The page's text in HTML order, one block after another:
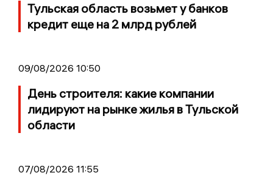
Тульская область возьмет у банков
кредит еще на 2 млрд рублей
09/08/2026 10:50
День строителя: какие компании
лидируют на рынке жилья в Тульской
области
07/08/2026 11:55